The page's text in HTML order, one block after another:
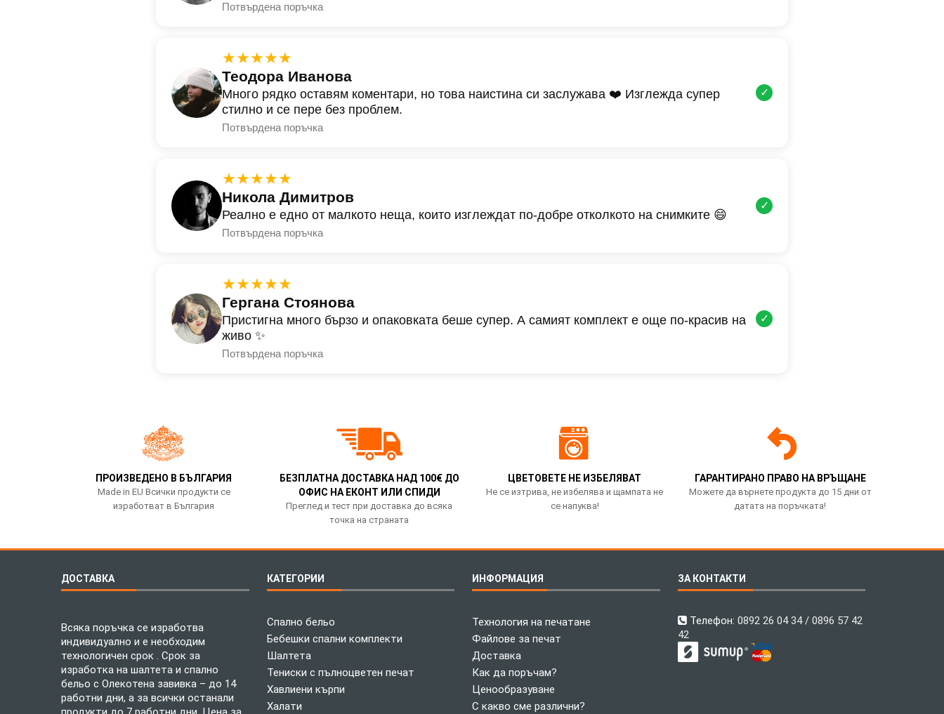
Потвърдена поръчка
★★★★★
Теодора Иванова
Много рядко оставям коментари, но това наистина си заслужава ❤️ Изглежда супер
стилно и се пере без проблем.
Потвърдена поръчка
✓
★★★★★
Никола Димитров
Реално е едно от малкото неща, които изглеждат по-добре отколкото на снимките 😄
Потвърдена поръчка
✓
★★★★★
Гергана Стоянова
Пристигна много бързо и опаковката беше супер. А самият комплект е още по-красив на
живо ✨
Потвърдена поръчка
✓
ПРОИЗВЕДЕНО В БЪЛГАРИЯ
Made in EU Всички продукти се
изработват в България
БЕЗПЛАТНА ДОСТАВКА НАД 100€ ДО
ОФИС НА ЕКОНТ ИЛИ СПИДИ
Преглед и тест при доставка до всяка
точка на страната
ЦВЕТОВЕТЕ НЕ ИЗБЕЛЯВАТ
Не се изтрива, не избелява и щампата не
се напуква!
ГАРАНТИРАНО ПРАВО НА ВРЪЩАНЕ
Можете да върнете продукта до 15 дни от
датата на поръчката!
ДОСТАВКА
Всяка поръчка се изработва
индивидуално и е необходим
технологичен срок . Срок за
изработка на шалтета и спално
бельо с Олекотена завивка – до 14
работни дни, а за всички останали
КАТЕГОРИИ
Спално бельо
Бебешки спални комплекти
Шалтета
Тениски с пълноцветен печат
Хавлиени кърпи
Халати
ИНФОРМАЦИЯ
Технология на печатане
Файлове за печат
Доставка
Как да поръчам?
Ценообразуване
С какво сме различни?
ЗА КОНТАКТИ
Телефон: 0892 26 04 34 / 0896 57 42
42